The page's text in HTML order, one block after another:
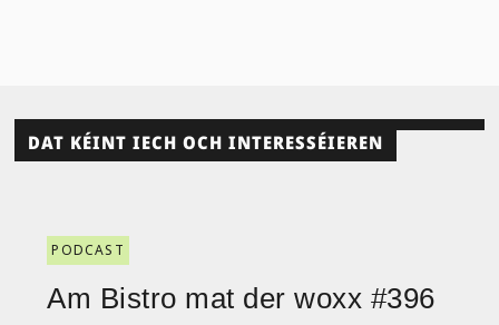
DAT KÉINT IECH OCH INTERESSÉIEREN
PODCAST
Am Bistro mat der woxx #396